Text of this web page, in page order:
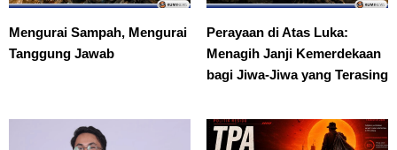
Mengurai Sampah, Mengurai
Tanggung Jawab
Perayaan di Atas Luka:
Menagih Janji Kemerdekaan
bagi Jiwa-Jiwa yang Terasing